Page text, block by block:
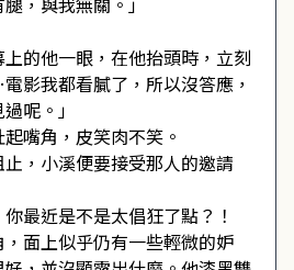
的他一眼，在他抬頭時，立刻
影我都看膩了，所以沒答應，
呢。」
嘴角，皮笑肉不笑。
，小溪便要接受那人的邀請
最近是不是太倡狂了點？！
面上似乎仍有一些輕微的妒